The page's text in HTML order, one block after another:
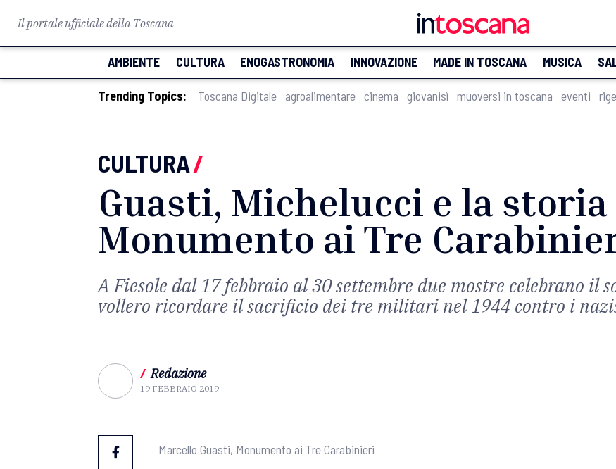
Il portale ufficiale della Toscana
AMBIENTE CULTURA ENOGASTRONOMIA INNOVAZIONE MADE IN TOSCANA MUSICA
Trending Topics: Toscana Digitale agroalimentare cinema giovanisì muoversi in toscana eventi
CULTURA/
Guasti, Michelucci e la storia
Monumento ai Tre
A Fiesole dal 17 febbraio al 30 settembre due mostre celebrano il
vollero ricordare il sacrificio dei tre militari nel 1944 contro i
/ Redazione
19 FEBBRAIO 2019
Marcello Guasti, Monumento ai Tre Carabinieri